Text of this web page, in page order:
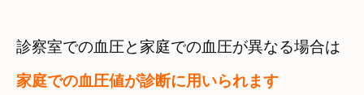
診察室での血圧と家庭での血圧が異なる場合は
家庭での血圧値が診断に用いられます